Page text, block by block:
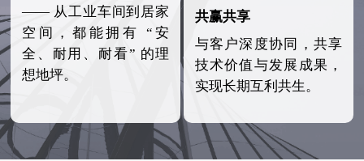
—— 从工业车间到居家
空间，都能拥有 “安
全、耐用、耐看” 的理
想地坪。
共赢共享
与客户深度协同，共享
技术价值与发展成果，
实现长期互利共生。